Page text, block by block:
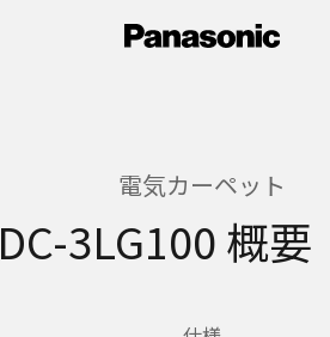
電気カーペット
DC-3LG100 概要